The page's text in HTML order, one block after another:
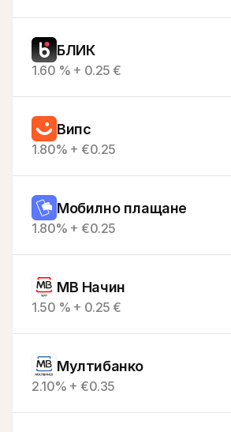
БЛИК
1.60 % + 0.25 €
Випс
1.80% + €0.25
Мобилно плащане
1.80% + €0.25
MB Начин
1.50 % + 0.25 €
Мултибанкo
2.10% + €0.35